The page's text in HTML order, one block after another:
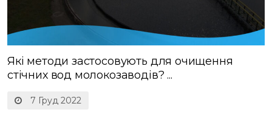
7 Груд 2022
Які методи застосовують для очищення
стічних вод молокозаводів? ...